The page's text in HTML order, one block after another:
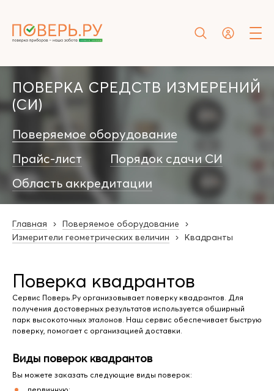
ПОВЕРКА СРЕДСТВ ИЗМЕРЕНИЙ
(СИ)
Поверяемое оборудование
Прайс-лист
Порядок сдачи СИ
Область аккредитации
Главная
Поверяемое оборудование
Измерители геометрических величин
Квадранты
Поверка квадрантов
Сервис Поверь.Ру организовывает поверку квадрантов. Для
получения достоверных результатов используется обширный
парк высокоточных эталонов. Наш сервис обеспечивает быструю
поверку, помогает с организацией доставки.
Виды поверок квадрантов
Вы можете заказать следующие виды поверок: